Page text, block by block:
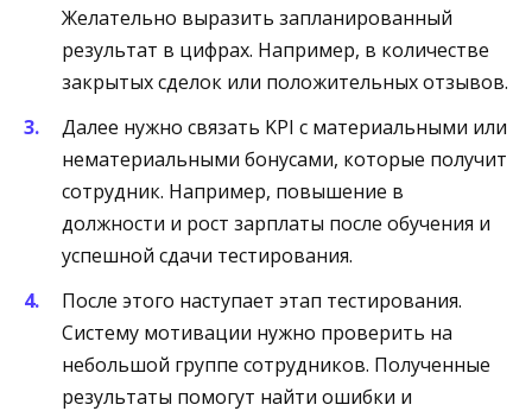
Желательно выразить запланированный
результат в цифрах. Например, в количестве
закрытых сделок или положительных отзывов.
Далее нужно связать KPI с материальными или
нематериальными бонусами, которые получит
сотрудник. Например, повышение в
должности и рост зарплаты после обучения и
успешной сдачи тестирования.
После этого наступает этап тестирования.
Систему мотивации нужно проверить на
небольшой группе сотрудников. Полученные
результаты помогут найти ошибки и